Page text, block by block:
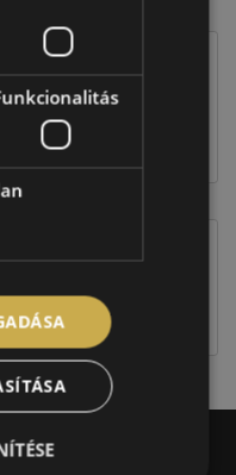
tájékoztató